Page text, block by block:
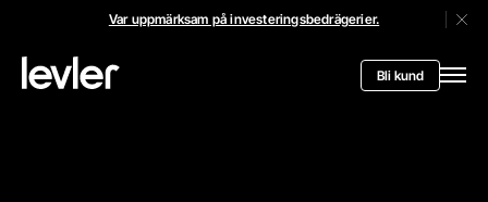
Var uppmärksam på investeringsbedrägerier.
Header.toStartPagee Bli kund